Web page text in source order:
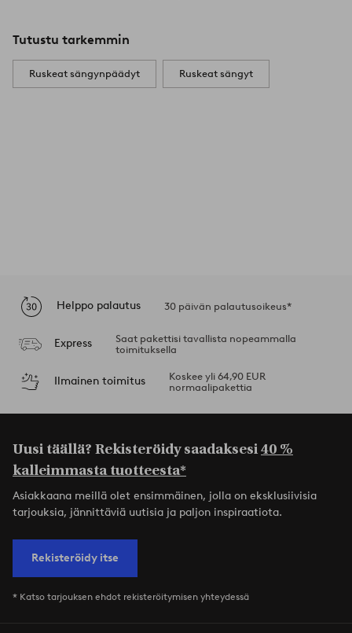
Tutustu tarkemmin
Ruskeat sängynpäädyt Ruskeat sängyt
Helppo palautus 30 päivän palautusoikeus*
Express
Saat pakettisi tavallista nopeammalla
toimituksella
Ilmainen toimitus
Koskee yli 64,90 EUR
normaalipakettia
Uusi täällä? Rekisteröidy saadaksesi40 %
kalleimmasta tuotteesta*
Asiakkaana meillä olet ensimmäinen, jolla on eksklusiivisia
tarjouksia, jännittäviä uutisia ja paljon inspiraatiota.
Rekisteröidy itse
* Katso tarjouksen ehdot rekisteröitymisen yhteydessä